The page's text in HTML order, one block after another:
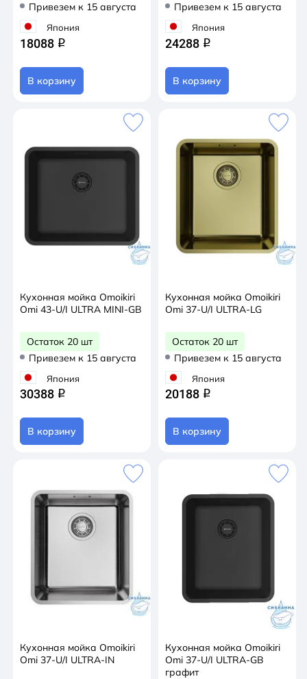
Привезем к 15 августа
Япония
18088 q
В корзину
Привезем к 15 августа
Япония
24288 q
В корзину
Кухонная мойка Omoikiri
Omi 43-U/I ULTRA MINI-GB
Остаток 20 шт
Привезем к 15 августа
Япония
30388 q
В корзину
Кухонная мойка Omoikiri
Omi 37-U/I ULTRA-LG
Остаток 20 шт
Привезем к 15 августа
Япония
20188 q
В корзину
Кухонная мойка Omoikiri
Omi 37-U/I ULTRA-IN
Кухонная мойка Omoikiri
Omi 37-U/I ULTRA-GB
графит